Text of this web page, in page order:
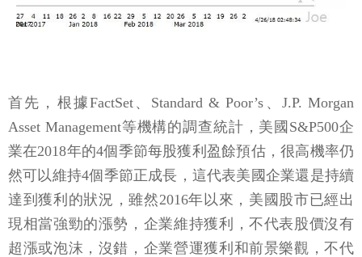
首先，根據FactSet、Standard & Poor’s、J.P. Morgan
Asset Management等機構的調查統計，美國S&P500企
業在2018年的4個季節每股獲利盈餘預估，很高機率仍
然可以維持4個季節正成長，這代表美國企業還是持續
達到獲利的狀況，雖然2016年以來，美國股市已經出
現相當強勁的漲勢，企業維持獲利，不代表股價沒有
超漲或泡沫，沒錯，企業營運獲利和前景樂觀，不代